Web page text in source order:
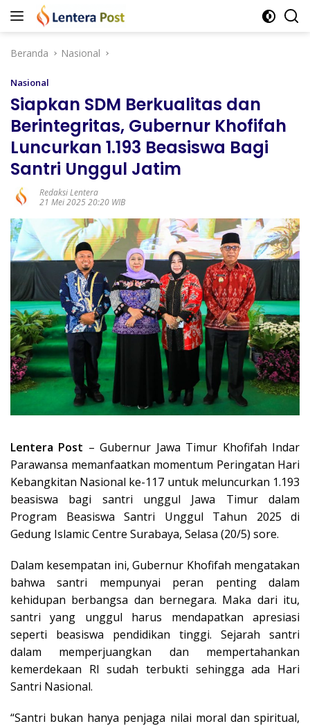
Langsung
Beranda
Nasional
Nasional
Siapkan SDM Berkualitas dan
Berintegritas, Gubernur Khofifah
Luncurkan 1.193 Beasiswa Bagi
Santri Unggul Jatim
Redaksi Lentera
21 Mei 2025 20:20 WIB
Lentera Post – Gubernur Jawa Timur Khofifah Indar
Parawansa memanfaatkan momentum Peringatan Hari
Kebangkitan Nasional ke-117 untuk meluncurkan 1.193
beasiswa bagi santri unggul Jawa Timur dalam
Program Beasiswa Santri Unggul Tahun 2025 di
Gedung Islamic Centre Surabaya, Selasa (20/5) sore.
Dalam kesempatan ini, Gubernur Khofifah mengatakan
bahwa santri mempunyai peran penting dalam
kehidupan berbangsa dan bernegara. Maka dari itu,
santri yang unggul harus mendapatkan apresiasi
seperti beasiswa pendidikan tinggi. Sejarah santri
dalam memperjuangkan dan mempertahankan
kemerdekaan RI sudah terbukti sehingga ada Hari
Santri Nasional.
“Santri bukan hanya penjaga nilai moral dan spiritual,